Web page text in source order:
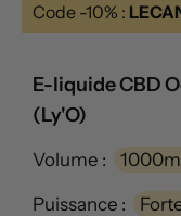
Code -10% :
E-liquide CBD
(Ly'O)
Volume :
Puissance :